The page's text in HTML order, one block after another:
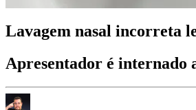
Lavagem nasal incorreta
Apresentador é internado